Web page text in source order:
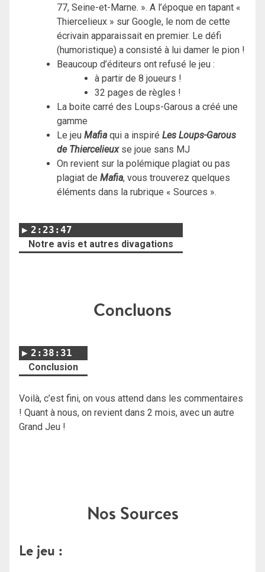
77, Seine-et-Marne. ». A l’époque en tapant «
Thiercelieux » sur Google, le nom de cette
écrivain apparaissait en premier. Le défi
(humoristique) a consisté à lui damer le pion !
Beaucoup d’éditeurs ont refusé le jeu :
à partir de 8 joueurs !
32 pages de règles !
La boite carré des Loups-Garous a créé une
gamme
Le jeu Mafia qui a inspiré Les Loups-Garous
de Thiercelieuxse joue sans MJ
On revient sur la polémique plagiat ou pas
plagiat de Mafia, vous trouverez quelques
éléments dans la rubrique « Sources ».
2:23:47
Notre avis et autres divagations
Concluons
2:38:31
Conclusion
Voilà, c’est fini, on vous attend dans les commentaires
! Quant à nous, on revient dans 2 mois, avec un autre
Grand Jeu !
Nos Sources
Le jeu :